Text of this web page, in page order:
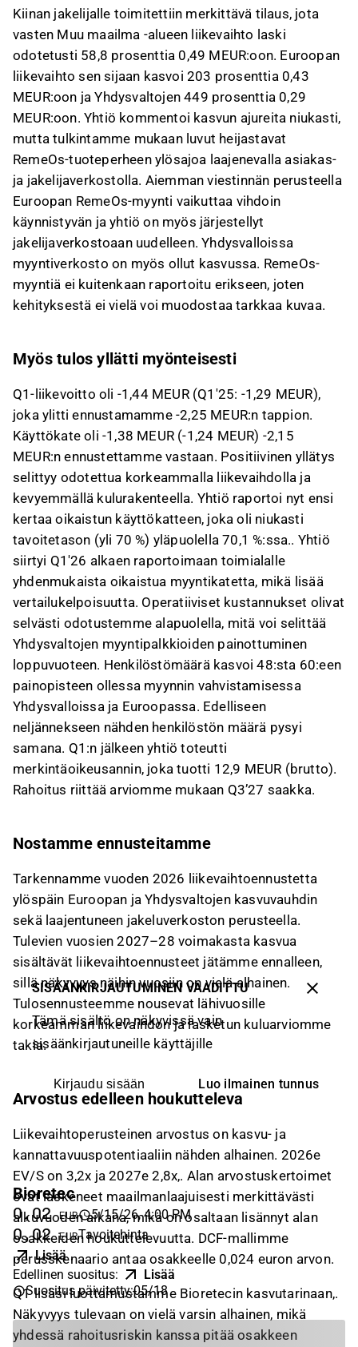
Kiinan jakelijalle toimitettiin merkittävä tilaus, jota
vasten Muu maailma -alueen liikevaihto laski
odotetusti 58,8 prosenttia 0,49 MEUR:oon. Euroopan
liikevaihto sen sijaan kasvoi 203 prosenttia 0,43
MEUR:oon ja Yhdysvaltojen 449 prosenttia 0,29
MEUR:oon. Yhtiö kommentoi kasvun ajureita niukasti,
mutta tulkintamme mukaan luvut heijastavat
RemeOs-tuoteperheen ylösajoa laajenevalla asiakas-
ja jakelijaverkostolla. Aiemman viestinnän perusteella
Euroopan RemeOs-myynti vaikuttaa vihdoin
käynnistyvän ja yhtiö on myös järjestellyt
jakelijaverkostoaan uudelleen. Yhdysvalloissa
myyntiverkosto on myös ollut kasvussa. RemeOs-
myyntiä ei kuitenkaan raportoitu erikseen, joten
kehityksestä ei vielä voi muodostaa tarkkaa kuvaa.
Myös tulos yllätti myönteisesti
Q1-liikevoitto oli -1,44 MEUR (Q1'25: -1,29 MEUR),
joka ylitti ennustamamme -2,25 MEUR:n tappion.
Käyttökate oli -1,38 MEUR (-1,24 MEUR) -2,15
MEUR:n ennustettamme vastaan. Positiivinen yllätys
selittyy odotettua korkeammalla liikevaihdolla ja
kevyemmällä kulurakenteella. Yhtiö raportoi nyt ensi
kertaa oikaistun käyttökatteen, joka oli niukasti
tavoitetason (yli 70 %) yläpuolella 70,1 %:ssa.. Yhtiö
siirtyi Q1'26 alkaen raportoimaan toimialalle
yhdenmukaista oikaistua myyntikatetta, mikä lisää
vertailukelpoisuutta. Operatiiviset kustannukset olivat
selvästi odotustemme alapuolella, mitä voi selittää
Yhdysvaltojen myyntipalkkioiden painottuminen
loppuvuoteen. Henkilöstömäärä kasvoi 48:sta 60:een
painopisteen ollessa myynnin vahvistamisessa
Yhdysvalloissa ja Euroopassa. Edelliseen
neljännekseen nähden henkilöstön määrä pysyi
samana. Q1:n jälkeen yhtiö toteutti
merkintäoikeusannin, joka tuotti 12,9 MEUR (brutto).
Rahoitus riittää arviomme mukaan Q3’27 saakka.
Nostamme ennusteitamme
Tarkennamme vuoden 2026 liikevaihtoennustetta
ylöspäin Euroopan ja Yhdysvaltojen kasvuvauhdin
sekä laajentuneen jakeluverkoston perusteella.
Tulevien vuosien 2027–28 voimakasta kasvua
sisältävät liikevaihtoennusteet jätämme ennalleen,
sillä näkyvyys näihin vuosiin on vielä alhainen.
Tulosennusteemme nousevat lähivuosille
korkeamman liikevaihdon ja lasketun kuluarviomme
takia.
Arvostus edelleen houkutteleva
Liikevaihtoperusteinen arvostus on kasvu- ja
kannattavuuspotentiaaliin nähden alhainen. 2026e
EV/S on 3,2x ja 2027e 2,8x,. Alan arvostuskertoimet
ovat laskeneet maailmanlaajuisesti merkittävästi
alkuvuoden aikana, mikä on osaltaan lisännyt alan
osakkeiden houkuttelevuutta. DCF-mallimme
perusskenaario antaa osakkeelle 0,024 euron arvon.
Q1 lisäsi luottamustamme Bioretecin kasvutarinaan,.
Näkyvyys tulevaan on vielä varsin alhainen, mikä
yhdessä rahoitusriskin kanssa pitää osakkeen
SISÄÄNKIRJAUTUMINEN VAADITTU
Tämä sisältö on näkyvissä vain
sisäänkirjautuneille käyttäjille
Kirjaudu sisään Luo ilmainen tunnus
Bioretec
0,02 EUR 5/15/26, 4:00 PM
0,02 EURTavoitehinta
Lisää
Edellinen suositus:
Lisää
Suositus päivitetty:05/18